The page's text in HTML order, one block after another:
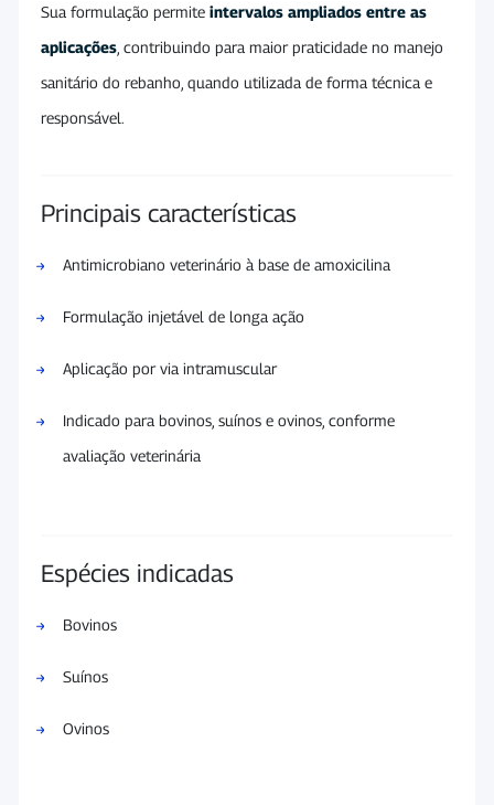
Sua formulação permite intervalos ampliados entre as
aplicações , contribuindo para maior praticidade no manejo
sanitário do rebanho, quando utilizada de forma técnica e
responsável.
Principais características
Antimicrobiano veterinário à base de amoxicilina
Formulação injetável de longa ação
Aplicação por via intramuscular
Indicado para bovinos, suínos e ovinos, conforme
avaliação veterinária
Espécies indicadas
Bovinos
Suínos
Ovinos